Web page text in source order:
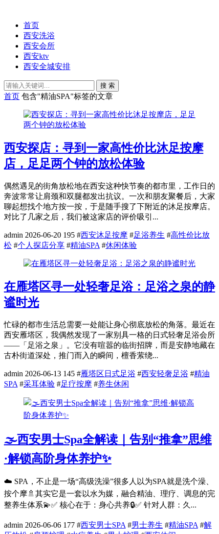
首页
西安洗浴
西安会所
西安ktv
西安全城安排
搜 索
首页 包含"精油SPA"标签的文章
西安探店：寻到一家高性价比沐足按摩
店，足足两个钟的放松体验
偶然遇见的街角放松地在西安这种快节奏的都市里，工作日的
奔波常常让肩颈和双腿都发出抗议。一次和朋友聚餐后，大家
聊起想找个地方按一按，于是随手搜了下附近的沐足按摩店。
对比了几家之后，我们被这家店的评价吸引...
admin 2026-06-20 195 #西安沐足按摩 #足浴养生 #高性价比放
松 #个人探店分享 #精油SPA #休闲体验
在雁塔区寻一处轻奢足浴：足浴之泉的静
谧时光
忙碌的都市生活总需要一处能让身心彻底放松的角落。最近在
西安雁塔区，我偶然发现了一家别具一格的日式轻奢足浴会所
——「足浴之泉」。它没有喧嚣的临街招牌，而是安静地藏在
古朴街道深处，推门而入的瞬间，檀香萦绕...
admin 2026-06-13 145 #雁塔区日式足浴 #西安轻奢足浴 #精油
SPA #采耳体验 #足疗按摩 #养生休闲
🌫️西安男士Spa全解读｜告别“推拿”思维
·解锁高阶身体养护✨
☁️ SPA，不止是一场“高级洗澡”很多人以为SPA就是洗个澡、
按个摩🚿其实它是一套以水为媒，融合精油、理疗、调息的完
整养生体系💫✅ 核心在于：身心共养🔒✅ 针对人群：久...
admin 2026-06-06 177 #西安男士SPA#男士养生 #精油SPA#解